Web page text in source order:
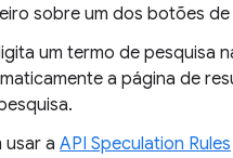
sobre um dos botões
um termo de pesquisa
a página de
usar a API Speculation Rules